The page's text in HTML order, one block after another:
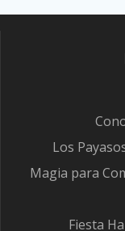
Los
Magia para
Fiesta